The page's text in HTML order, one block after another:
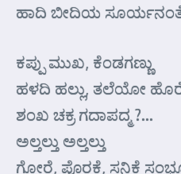
ಹಾದಿ ಬೀದಿಯ
ಕಪ್ಪು ಮುಖ, ಕೆಂಡಗಣ್ಣು
ಹಳದಿ ಹಲ್ಲು, ತಲೆಯೋ ಹೊರೆ
ಶಂಖ ಚಕ್ರ ಗದಾಪದ್ಮ ?…
ಅಲ್ತಲ್ತು ಅಲ್ತಲ್ತು
ಗೋರೆ, ಪೊರಕೆ, ಸನಿಕೆ